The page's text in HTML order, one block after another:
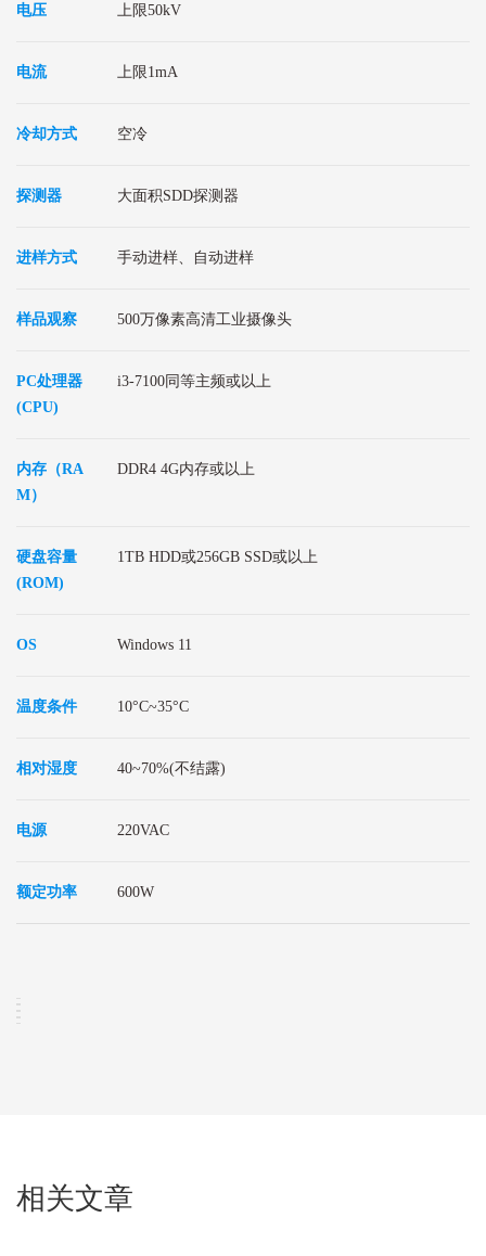
电压 上限50kV
电流 上限1mA
冷却方式 空冷
探测器 大面积SDD探测器
进样方式 手动进样、自动进样
样品观察 500万像素高清工业摄像头
PC处理器
(CPU)
i3-7100同等主频或以上
内存（RA
M）
DDR4 4G内存或以上
硬盘容量
(ROM)
1TB HDD或256GB SSD或以上
OS Windows 11
温度条件 10°C~35°C
相对湿度 40~70%(不结露)
电源 220VAC
额定功率 600W
相关文章